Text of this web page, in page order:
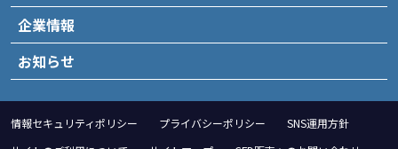
企業情報
お知らせ
情報セキュリティポリシー プライバシーポリシー
SNS運用方針